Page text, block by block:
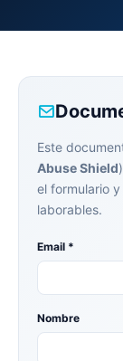
Este
Abuse Shield
el formulario
laborables.
Email *
Nombre